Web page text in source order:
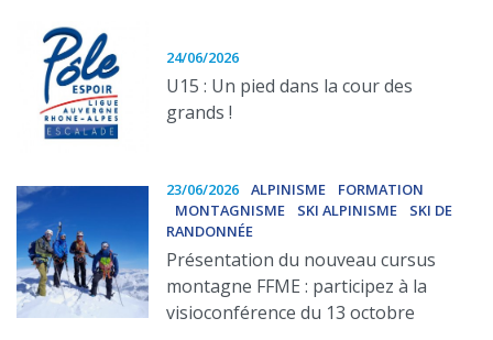
24/06/2026
U15 : Un pied dans la cour des
grands !
23/06/2026 ALPINISME
FORMATION
MONTAGNISME
SKI ALPINISME
SKI DE
RANDONNÉE
Présentation du nouveau cursus
montagne FFME : participez à la
visioconférence du 13 octobre